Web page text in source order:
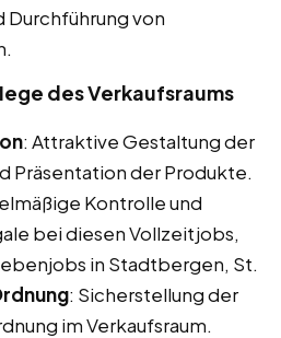
Durchführung von
des Verkaufsraums
: Attraktive Gestaltung der
Präsentation der Produkte.
Kontrolle und
bei diesen Vollzeitjobs,
in Stadtbergen, St.
: Sicherstellung der
im Verkaufsraum.